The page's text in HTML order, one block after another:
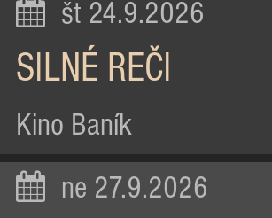
št 24.9.2026
SILNÉ REČI
Kino Baník
ne 27.9.2026